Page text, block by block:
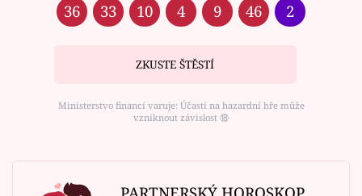
36 33 10 4 9 46 2
ZKUSTE ŠTĚSTÍ
Ministerstvo financí varuje: Účastí na hazardní hře může
vzniknout závislost ⑱